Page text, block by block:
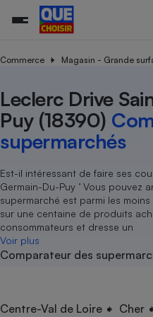
Commerce Magasin - Grande
Leclerc Drive
Puy (18390)
supermarchés
Est-il intéressant de faire ses
Germain-Du-Puy ’ Vous pouvez
supermarché est parmi les
sur une centaine de produits
consommateurs et dresse un
Voir plus
Comparateur des
Centre-Val de Loire Cher
Toutes les actualités
Enquêtes
Guides d'achat
Conseils
Brèves
Tous les services
Soumettre un litige
Lettres types
Rencontrer une
Tous nos combats
Nos actions
Nos grandes victoires
Les billets de la
Nos associations locales
Nous rejoindre
En savoir plus sur Que
nous ?
L’association
Nos missions
Notre méthodologie
Notre financement
Nos partenaires
Nous rejoindre